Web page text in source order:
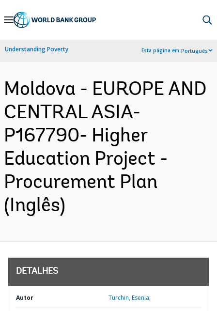
Skip
Navigation
Understanding Poverty Esta página em:Português
Moldova - EUROPE AND
CENTRAL ASIA-
P167790- Higher
Education Project -
Procurement Plan
(Inglês)
DETALHES
Autor Turchin, Esenia;